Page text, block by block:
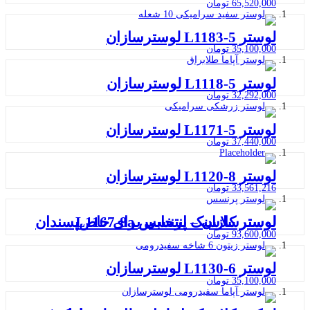
65,520,000 تومان
لوستر 5-L1183 لوسترسازان
35,100,000 تومان
لوستر L1118-5 لوسترسازان
32,292,000 تومان
لوستر L1171-5 لوسترسازان
37,440,000 تومان
لوستر L1120-8 لوسترسازان
33,561,216 تومان
لوستر کلاسیک پرنسس L1167-8a لوسترسازان – انتخابی برای خاص‌پسندان
93,600,000 تومان
لوستر L1130-6 لوسترسازان
35,100,000 تومان